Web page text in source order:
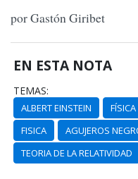
por Gastón Giribet
EN ESTA NOTA
TEMAS:
ALBERT EINSTEIN
FISICA
AGUJEROS
TEORIA DE LA RELATIVIDAD